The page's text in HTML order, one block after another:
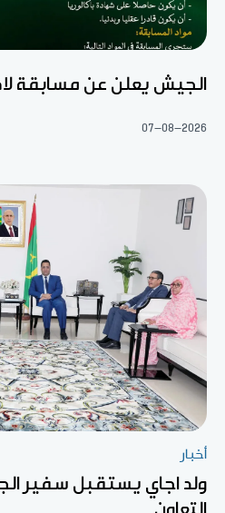
الجيش يعلن عن مسابقة
07-08-2026
أخبار
ولد اجاي يستقبل سفير